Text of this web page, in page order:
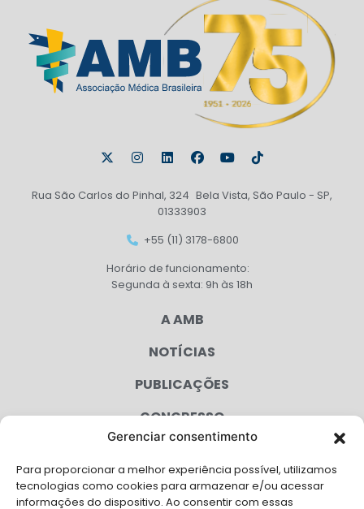
Gerenciar consentimento
Para proporcionar a melhor experiência possível, utilizamos
tecnologias como cookies para armazenar e/ou acessar
informações do dispositivo. Ao consentir com essas
Rua São Carlos do Pinhal, 324 Bela Vista, São Paulo - SP,
01333903
+55 (11) 3178-6800
Horário de funcionamento:
Segunda à sexta: 9h às 18h
A AMB
NOTÍCIAS
PUBLICAÇÕES
CONGRESSO
CAMPANHAS